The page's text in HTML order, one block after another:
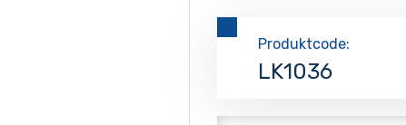
Produktcode:
LK1036